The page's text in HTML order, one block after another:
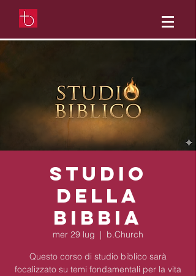
Studio
della
Bibbia
mer 29 lug
  |
b.Church
Questo corso di studio biblico sarà
focalizzato su temi fondamentali per la vita